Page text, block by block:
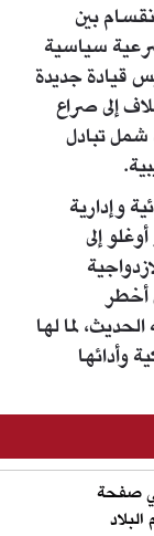
بين
سياسية
قيادة جديدة
إلى صراع
تبادل
وإدارية
إلى
أخطر
لما لها
وأدائها
صفحة